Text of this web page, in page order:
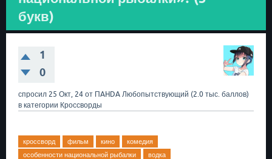
букв)
1
0
спросил 25 Окт, 24 от ПAHDA Любопытствующий (2.0 тыс. баллов)
в категории Кроссворды
кроссворд фильм кино
комедия
особенности национальной рыбалки
водка